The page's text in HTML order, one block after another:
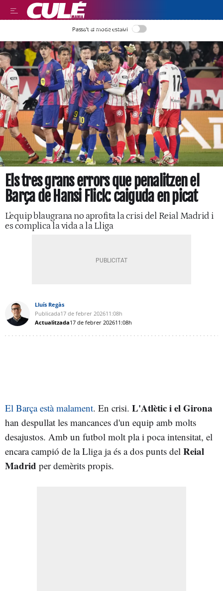
LLEGIR EN CATALÀ
Passa’t al mode estalvi
Els tres grans errors que penalitzen el
Barça de Hansi Flick: caiguda en picat
L'equip blaugrana no aprofita la crisi del Reial Madrid i
es complica la vida a la Lliga
Lluís Regàs
Publicada17 de febrer 202611:08h
Actualitzada17 de febrer 202611:08h
El Barça està malament. En crisi. L'Atlètic i el Girona
han despullat les mancances d'un equip amb molts
desajustos. Amb un futbol molt pla i poca intensitat, el
encara campió de la Lliga ja és a dos punts del Reial
Madrid per demèrits propis.